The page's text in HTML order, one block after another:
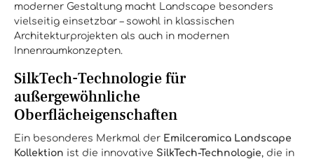
moderner Gestaltung macht Landscape besonders
vielseitig einsetzbar – sowohl in klassischen
Architekturprojekten als auch in modernen
Innenraumkonzepten.
SilkTech-Technologie für
außergewöhnliche
Oberflächeigenschaften
Ein besonderes Merkmal der Emilceramica Landscape
Kollektion ist die innovative SilkTech-Technologie, die in